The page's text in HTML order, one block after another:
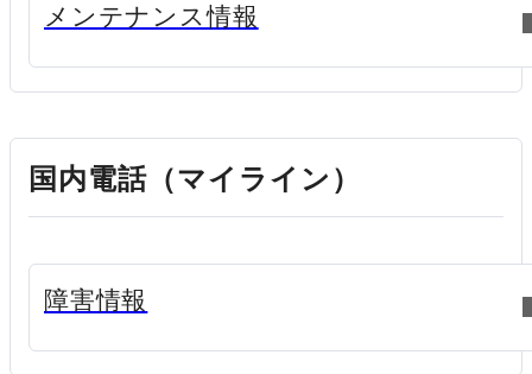
メンテナンス情報
国内電話（マイライン）
障害情報